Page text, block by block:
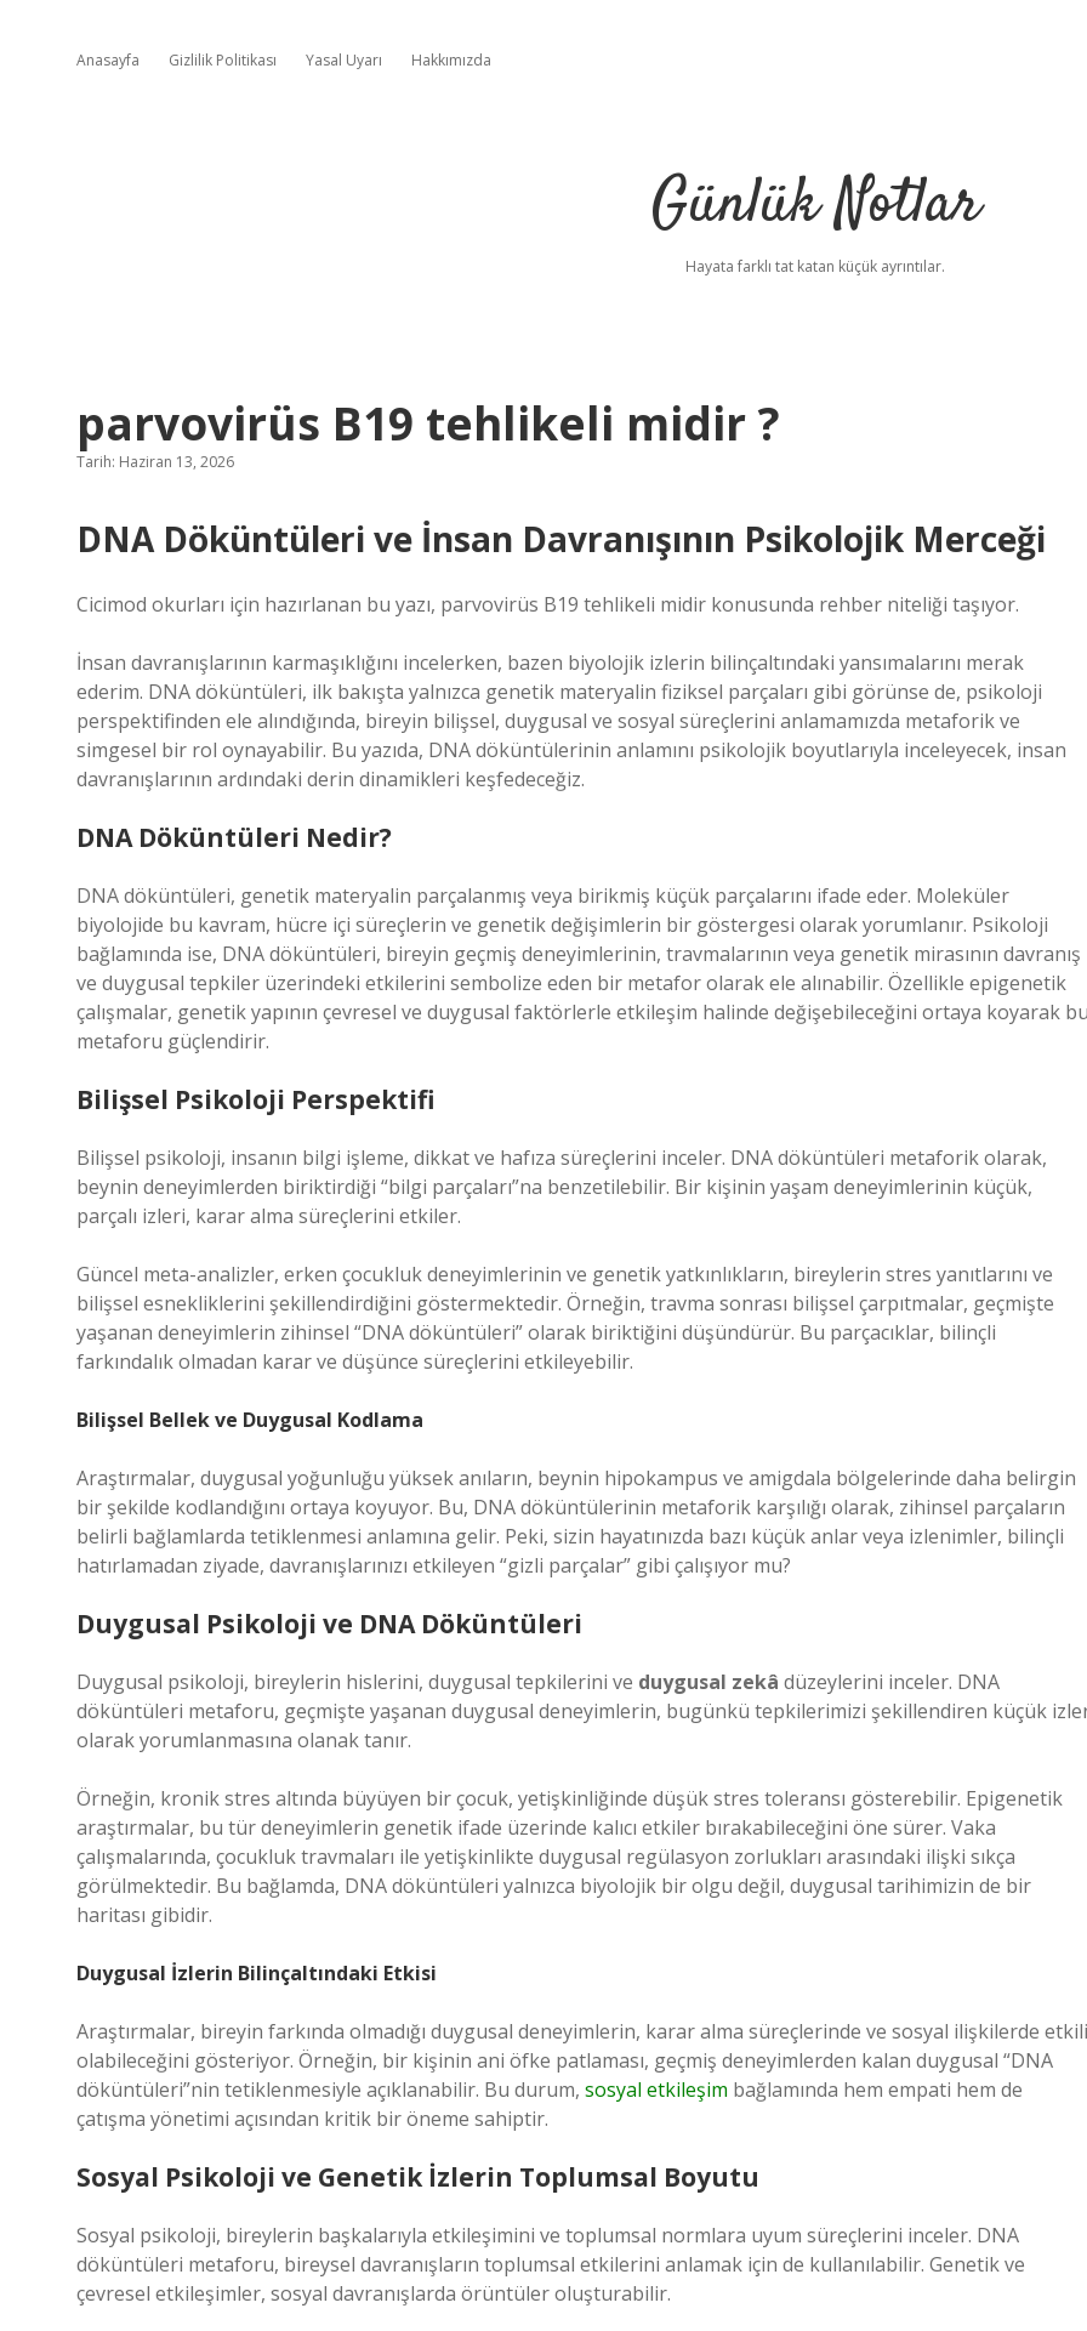
Anasayfa Gizlilik Politikası Yasal Uyarı Hakkımızda
Günlük Notlar
Hayata farklı tat katan küçük ayrıntılar.
parvovirüs B19 tehlikeli midir ?
Tarih: Haziran 13, 2026
DNA Döküntüleri ve İnsan Davranışının Psikolojik Merceği
Cicimod okurları için hazırlanan bu yazı, parvovirüs B19 tehlikeli midir konusunda rehber niteliği taşıyor.
İnsan davranışlarının karmaşıklığını incelerken, bazen biyolojik izlerin bilinçaltındaki yansımalarını merak
ederim. DNA döküntüleri, ilk bakışta yalnızca genetik materyalin fiziksel parçaları gibi görünse de, psikoloji
perspektifinden ele alındığında, bireyin bilişsel, duygusal ve sosyal süreçlerini anlamamızda metaforik ve
simgesel bir rol oynayabilir. Bu yazıda, DNA döküntülerinin anlamını psikolojik boyutlarıyla inceleyecek, insan
davranışlarının ardındaki derin dinamikleri keşfedeceğiz.
DNA Döküntüleri Nedir?
DNA döküntüleri, genetik materyalin parçalanmış veya birikmiş küçük parçalarını ifade eder. Moleküler
biyolojide bu kavram, hücre içi süreçlerin ve genetik değişimlerin bir göstergesi olarak yorumlanır. Psikoloji
bağlamında ise, DNA döküntüleri, bireyin geçmiş deneyimlerinin, travmalarının veya genetik mirasının davranış
ve duygusal tepkiler üzerindeki etkilerini sembolize eden bir metafor olarak ele alınabilir. Özellikle epigenetik
çalışmalar, genetik yapının çevresel ve duygusal faktörlerle etkileşim halinde değişebileceğini ortaya koyarak bu
metaforu güçlendirir.
Bilişsel Psikoloji Perspektifi
Bilişsel psikoloji, insanın bilgi işleme, dikkat ve hafıza süreçlerini inceler. DNA döküntüleri metaforik olarak,
beynin deneyimlerden biriktirdiği “bilgi parçaları”na benzetilebilir. Bir kişinin yaşam deneyimlerinin küçük,
parçalı izleri, karar alma süreçlerini etkiler.
Güncel meta-analizler, erken çocukluk deneyimlerinin ve genetik yatkınlıkların, bireylerin stres yanıtlarını ve
bilişsel esnekliklerini şekillendirdiğini göstermektedir. Örneğin, travma sonrası bilişsel çarpıtmalar, geçmişte
yaşanan deneyimlerin zihinsel “DNA döküntüleri” olarak biriktiğini düşündürür. Bu parçacıklar, bilinçli
farkındalık olmadan karar ve düşünce süreçlerini etkileyebilir.
Bilişsel Bellek ve Duygusal Kodlama
Araştırmalar, duygusal yoğunluğu yüksek anıların, beynin hipokampus ve amigdala bölgelerinde daha belirgin
bir şekilde kodlandığını ortaya koyuyor. Bu, DNA döküntülerinin metaforik karşılığı olarak, zihinsel parçaların
belirli bağlamlarda tetiklenmesi anlamına gelir. Peki, sizin hayatınızda bazı küçük anlar veya izlenimler, bilinçli
hatırlamadan ziyade, davranışlarınızı etkileyen “gizli parçalar” gibi çalışıyor mu?
Duygusal Psikoloji ve DNA Döküntüleri
Duygusal psikoloji, bireylerin hislerini, duygusal tepkilerini ve duygusal zekâ düzeylerini inceler. DNA
döküntüleri metaforu, geçmişte yaşanan duygusal deneyimlerin, bugünkü tepkilerimizi şekillendiren küçük
olarak yorumlanmasına olanak tanır.
Örneğin, kronik stres altında büyüyen bir çocuk, yetişkinliğinde düşük stres toleransı gösterebilir. Epigenetik
araştırmalar, bu tür deneyimlerin genetik ifade üzerinde kalıcı etkiler bırakabileceğini öne sürer. Vaka
çalışmalarında, çocukluk travmaları ile yetişkinlikte duygusal regülasyon zorlukları arasındaki ilişki sıkça
görülmektedir. Bu bağlamda, DNA döküntüleri yalnızca biyolojik bir olgu değil, duygusal tarihimizin de bir
haritası gibidir.
Duygusal İzlerin Bilinçaltındaki Etkisi
Araştırmalar, bireyin farkında olmadığı duygusal deneyimlerin, karar alma süreçlerinde ve sosyal ilişkilerde etkili
olabileceğini gösteriyor. Örneğin, bir kişinin ani öfke patlaması, geçmiş deneyimlerden kalan duygusal “DNA
döküntüleri”nin tetiklenmesiyle açıklanabilir. Bu durum, sosyal etkileşim bağlamında hem empati hem de
çatışma yönetimi açısından kritik bir öneme sahiptir.
Sosyal Psikoloji ve Genetik İzlerin Toplumsal Boyutu
Sosyal psikoloji, bireylerin başkalarıyla etkileşimini ve toplumsal normlara uyum süreçlerini inceler. DNA
döküntüleri metaforu, bireysel davranışların toplumsal etkilerini anlamak için de kullanılabilir. Genetik ve
çevresel etkileşimler, sosyal davranışlarda örüntüler oluşturabilir.